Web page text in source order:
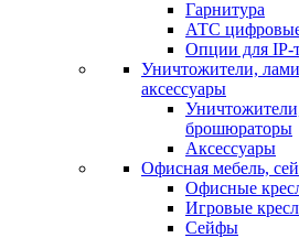
Гарнитура
АТС
Опции для IP-
Уничтожители,
аксессуары
брошюраторы
Аксессуары
Офисная мебель,
Офисные
Игровые
Сейфы